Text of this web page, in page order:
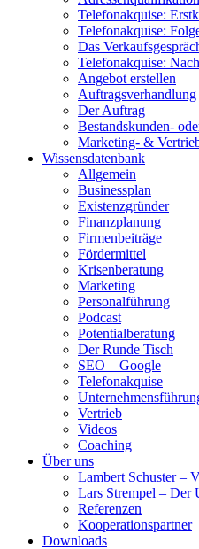
Telefonakquise:
Telefonakquise:
Das
Telefonakquise:
Angebot erstellen
Auftragsverhandlung
Der Auftrag
Bestandskunden-
Marketing- &
Wissensdatenbank
Allgemein
Businessplan
Existenzgründer
Finanzplanung
Firmenbeiträge
Fördermittel
Krisenberatung
Marketing
Personalführung
Podcast
Potentialberatung
Der Runde Tisch
SEO – Google
Telefonakquise
Vertrieb
Videos
Coaching
Über uns
Lambert Schuster –
Lars Strempel – Der
Referenzen
Kooperationspartner
Downloads